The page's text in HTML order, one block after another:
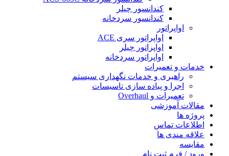
کندانسور چیلر
کندانسور سردخانه
اواپراتور
اواپراتور سری ACE
اواپراتور چیلر
اواپراتور سردخانه
خدمات و تعمیرات
راهبری و خدمات نگهداری سیستم
اجرا و پیاده سازی تاسیسات
تعمیرات و Overhaul
مقالات آموزشی
پروژه ها
اطلاعات تماس
علاقه مندی ها
مقایسه
ورود / فرم ثبت نام